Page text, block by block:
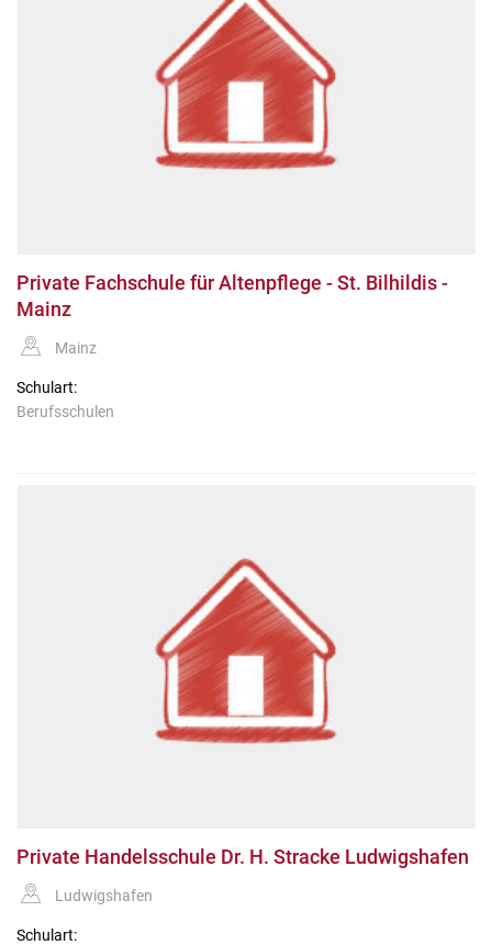
Private Fachschule für Altenpflege - St. Bilhildis -
Mainz
Mainz
Schulart:
Berufsschulen
Private Handelsschule Dr. H. Stracke Ludwigshafen
Ludwigshafen
Schulart: